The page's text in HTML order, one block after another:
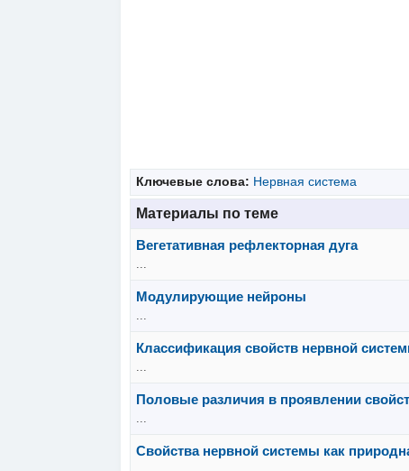
Ключевые слова: Нервная система
Материалы по теме
Вегетативная рефлекторная дуга
Модулирующие нейроны
Классификация свойств нервной
Половые различия в проявлении
Свойства нервной системы как